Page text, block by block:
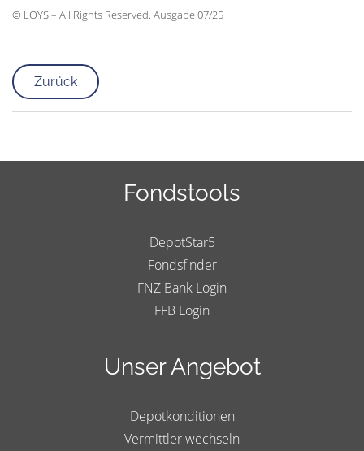
© LOYS – All Rights Reserved. Ausgabe 07/25
Zurück
Fondstools
DepotStar5
Fondsfinder
FNZ Bank Login
FFB Login
Unser Angebot
Depotkonditionen
Vermittler wechseln